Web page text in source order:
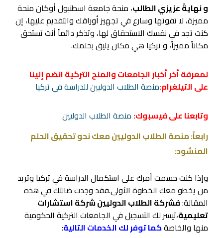
و نهايةً عزيزي الطالب، منحة جامعة اسطنبول أوكان منحة
مميزة، لا تفوتها وسارع في تجهيز أوراقك والتقديم عليها، إن
كنت تجد في نفسك الاستحقاق لها، وتذكر دائماً أنت تستحق
مكاناً مميزاً، و تركيا هي مكان يليق بحلمك.
لمعرفة أخر أخبار الجامعات والمنح التركية انضم إلينا
على التيلغرام:منصة الطلاب الدوليين للدراسة في تركيا
وتابعنا على فيسبوك: منصة الطلاب الدوليين
رابعاً: منصة الطلاب الدوليين معك نحو تحقيق الحلم
المنشود:
وإذا كنت حسمت أمرك على استكمال الدراسة في تركيا وتريد
من يخطو معك الخطوة الأولى.فقد وجدت ضالتك في هذه
المقالة:فشركة الطلاب الدوليين شركة استشارات
تعليمية،تيسر لك التسجيل في الجامعات التركية الحكومية
منها والخاصةكما توفر لك الخدمات التالية: